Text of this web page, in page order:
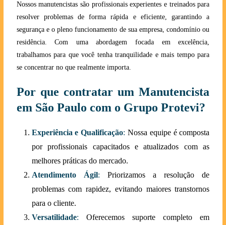
Nossos manutencistas são profissionais experientes e treinados para
resolver problemas de forma rápida e eficiente, garantindo a
segurança e o pleno funcionamento de sua empresa, condomínio ou
residência. Com uma abordagem focada em excelência,
trabalhamos para que você tenha tranquilidade e mais tempo para
se concentrar no que realmente importa.
Por que contratar um Manutencista
em São Paulo com o Grupo Protevi?
Experiência e Qualificação: Nossa equipe é composta
por profissionais capacitados e atualizados com as
melhores práticas do mercado.
Atendimento Ágil: Priorizamos a resolução de
problemas com rapidez, evitando maiores transtornos
para o cliente.
Versatilidade: Oferecemos suporte completo em